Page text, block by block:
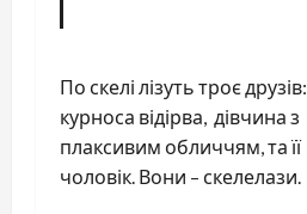
По скелі лізуть троє друзів:
курноса відірва, дівчина з
плаксивим обличчям, та її
чоловік. Вони – скелелази.